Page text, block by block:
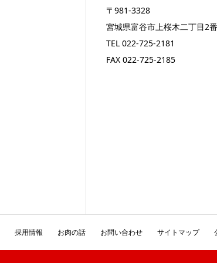
〒981-3328
宮城県富谷市上桜木二丁目2
TEL022-725-2181
FAX 022-725-2185
採用情報 お肉の話 お問い合わせ サイトマップ